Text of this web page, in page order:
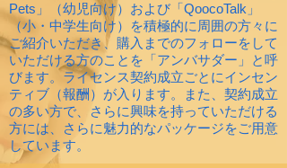
Pets」（幼児向け）および「QoocoTalk」
（小・中学生向け）を積極的に周囲の方々に
ご紹介いただき、購入までのフォローをして
いただける方のことを「アンバサダー」と呼
びます。ライセンス契約成立ごとにインセン
ティブ（報酬）が入ります。また、契約成立
の多い方で、さらに興味を持っていただける
方には、さらに魅力的なパッケージをご用意
しています。